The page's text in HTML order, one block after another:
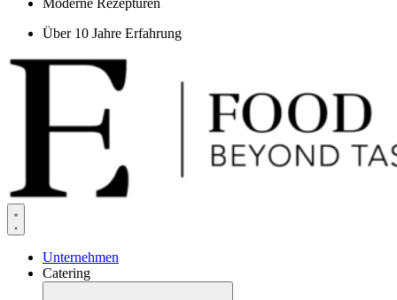
Über 10 Jahre Erfahrung
Unternehmen
Catering